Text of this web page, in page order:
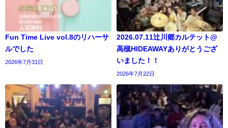
Fun Time Live vol.8のリハーサ
ルでした
2026年7月31日
2026.07.11辻川郷カルテット@
高槻HIDEAWAYありがとうござ
いました！！
2026年7月22日